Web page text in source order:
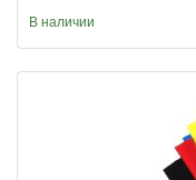
В наличии